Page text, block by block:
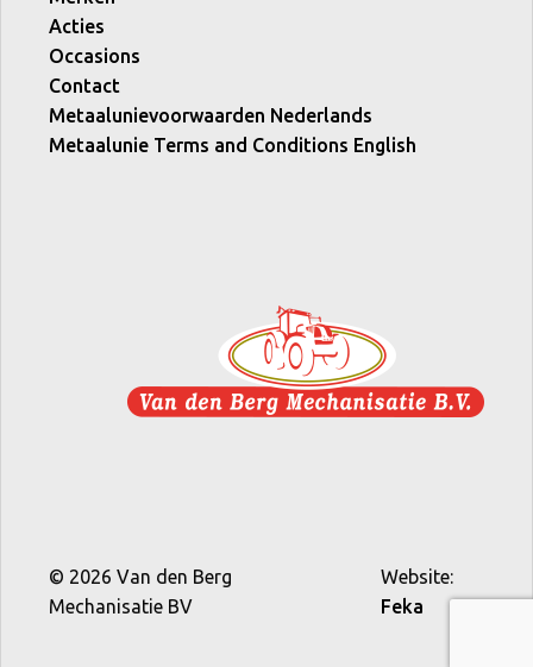
Acties
Occasions
Contact
Metaalunievoorwaarden Nederlands
Metaalunie Terms and Conditions English
© 2026 Van den Berg
Mechanisatie BV
Website:
Feka